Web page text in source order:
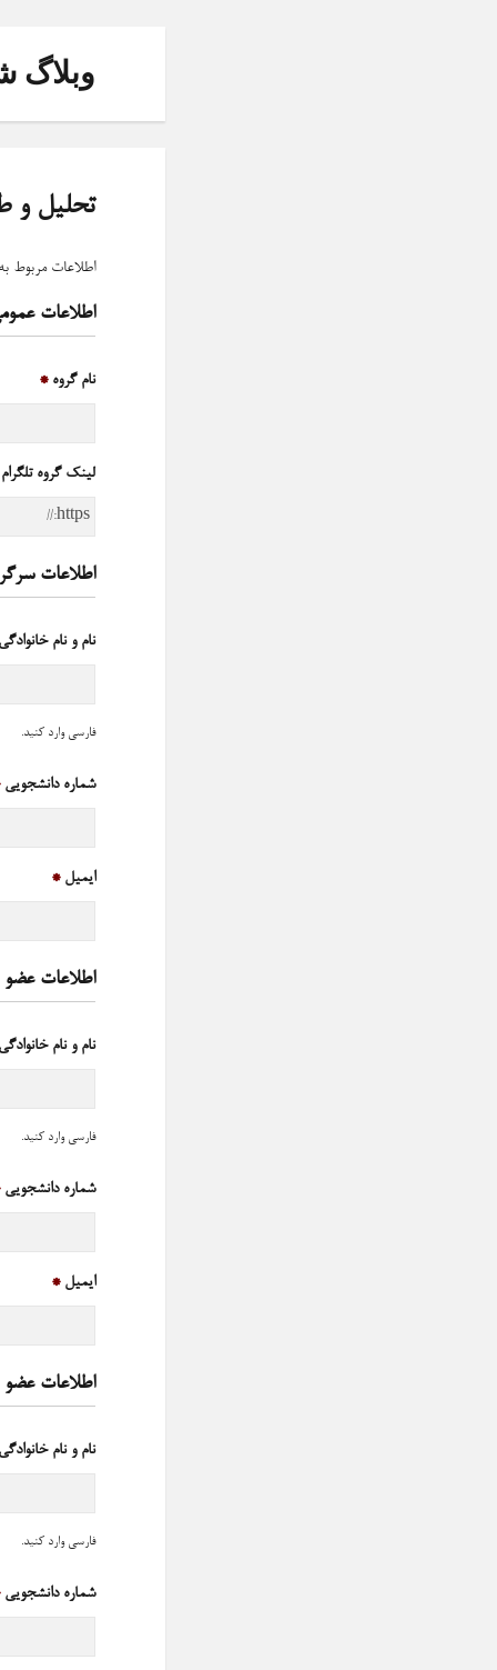
وبلاگ
تحلیل و
اطلاعات مربوط
اطلاعات
نام گروه *
لینک گروه تلگرام
اطلاعات
نام و نام
فارسی وارد کنید.
شماره دانشجویی
ایمیل *
اطلاعات عضو 1
نام و نام
فارسی وارد کنید.
شماره دانشجویی
ایمیل *
اطلاعات عضو 2
نام و نام
فارسی وارد کنید.
شماره دانشجویی